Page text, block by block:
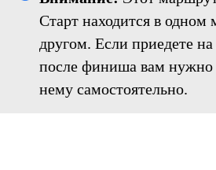
Старт находится в
другом. Если приедете
после финиша вам нужно
нему самостоятельно.